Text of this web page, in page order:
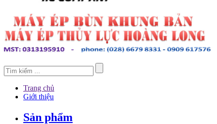
Trang chủ
Giới thiệu
Sản phẩm